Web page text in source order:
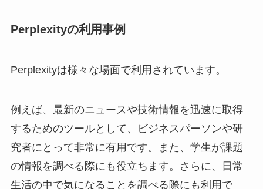
Perplexityの利用事例
Perplexityは様々な場面で利用されています。
例えば、最新のニュースや技術情報を迅速に取得
するためのツールとして、ビジネスパーソンや研
究者にとって非常に有用です。また、学生が課題
の情報を調べる際にも役立ちます。さらに、日常
生活の中で気になることを調べる際にも利用で